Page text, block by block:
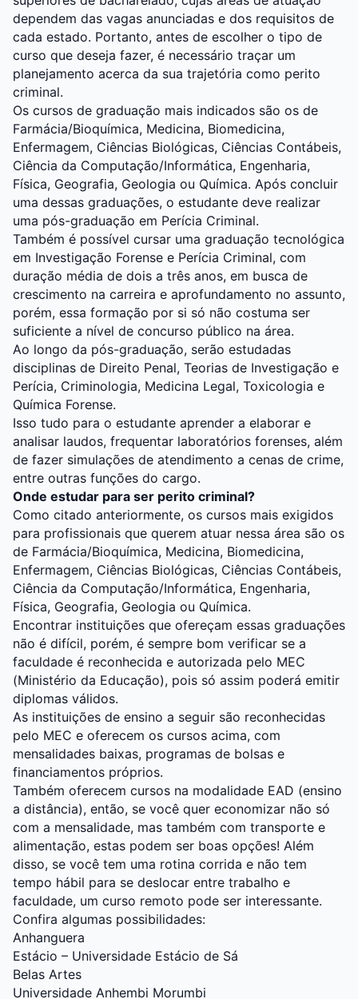
dependem das vagas anunciadas e dos requisitos de
cada estado. Portanto, antes de escolher o tipo de
curso que deseja fazer, é necessário traçar um
planejamento acerca da sua trajetória como perito
criminal.
Os cursos de graduação mais indicados são os de
Farmácia/Bioquímica, Medicina, Biomedicina,
Enfermagem, Ciências Biológicas, Ciências Contábeis,
Ciência da Computação/Informática, Engenharia,
Física, Geografia, Geologia ou Química. Após concluir
uma dessas graduações, o estudante deve realizar
uma pós-graduação em Perícia Criminal.
Também é possível cursar uma graduação tecnológica
em Investigação Forense e Perícia Criminal, com
duração média de dois a três anos, em busca de
crescimento na carreira e aprofundamento no assunto,
porém, essa formação por si só não costuma ser
suficiente a nível de concurso público na área.
Ao longo da pós-graduação, serão estudadas
disciplinas de Direito Penal, Teorias de Investigação e
Perícia, Criminologia, Medicina Legal, Toxicologia e
Química Forense.
Isso tudo para o estudante aprender a elaborar e
analisar laudos, frequentar laboratórios forenses, além
de fazer simulações de atendimento a cenas de crime,
entre outras funções do cargo.
Onde estudar para ser perito criminal?
Como citado anteriormente, os cursos mais exigidos
para profissionais que querem atuar nessa área são os
de Farmácia/Bioquímica, Medicina, Biomedicina,
Enfermagem, Ciências Biológicas, Ciências Contábeis,
Ciência da Computação/Informática, Engenharia,
Física, Geografia, Geologia ou Química.
Encontrar instituições que ofereçam essas graduações
não é difícil, porém, é sempre bom verificar se a
faculdade é reconhecida e autorizada pelo MEC
(Ministério da Educação), pois só assim poderá emitir
diplomas válidos.
As instituições de ensino a seguir são reconhecidas
pelo MEC e oferecem os cursos acima, com
mensalidades baixas, programas de bolsas e
financiamentos próprios.
Também oferecem cursos na modalidade EAD (ensino
a distância), então, se você quer economizar não só
com a mensalidade, mas também com transporte e
alimentação, estas podem ser boas opções! Além
disso, se você tem uma rotina corrida e não tem
tempo hábil para se deslocar entre trabalho e
faculdade, um curso remoto pode ser interessante.
Confira algumas possibilidades:
Anhanguera
Estácio – Universidade Estácio de Sá
Belas Artes
Universidade Anhembi Morumbi